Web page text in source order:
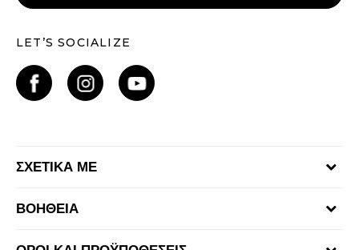
LET’S SOCIALIZE
ΣΧΕΤΙΚΑ ΜΕ
Καταστήματα
ΒΟΗΘΕΙΑ